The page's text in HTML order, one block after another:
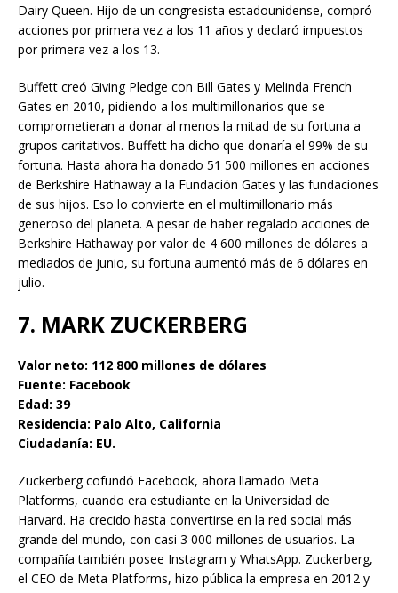
Dairy Queen. Hijo de un congresista estadounidense, compró
acciones por primera vez a los 11 años y declaró impuestos
por primera vez a los 13.
Buffett creó Giving Pledge con Bill Gates y Melinda French
Gates en 2010, pidiendo a los multimillonarios que se
comprometieran a donar al menos la mitad de su fortuna a
grupos caritativos. Buffett ha dicho que donaría el 99% de su
fortuna. Hasta ahora ha donado 51 500 millones en acciones
de Berkshire Hathaway a la Fundación Gates y las fundaciones
de sus hijos. Eso lo convierte en el multimillonario más
generoso del planeta. A pesar de haber regalado acciones de
Berkshire Hathaway por valor de 4 600 millones de dólares a
mediados de junio, su fortuna aumentó más de 6 dólares en
julio.
7. MARK ZUCKERBERG
Valor neto: 112 800 millones de dólares
Fuente: Facebook
Edad: 39
Residencia: Palo Alto, California
Ciudadanía: EU.
Zuckerberg cofundó Facebook, ahora llamado Meta
Platforms, cuando era estudiante en la Universidad de
Harvard. Ha crecido hasta convertirse en la red social más
grande del mundo, con casi 3 000 millones de usuarios. La
compañía también posee Instagram y WhatsApp. Zuckerberg,
el CEO de Meta Platforms, hizo pública la empresa en 2012 y